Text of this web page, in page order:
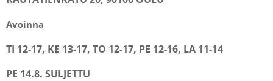
Avoinna
TI 12-17, KE 13-17, TO 12-17, PE 12-16, LA 11-14
PE 14.8. SULJETTU